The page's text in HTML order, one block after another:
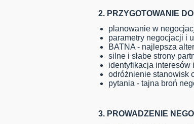
2. PRZYGOTOWANIE
planowanie w
parametry negocjacji i
BATNA - najlepsza
silne i słabe strony
identyfikacja interesów
odróżnienie stanowisk
pytania - tajna broń
3. PROWADZENIE